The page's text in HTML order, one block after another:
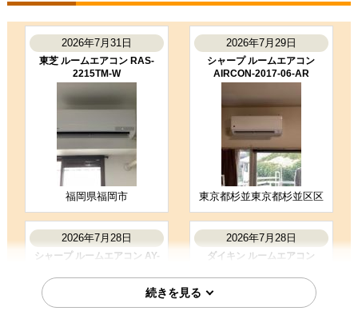
ても良かったです。ありがとうござ
いました。
（ご本人様より）
工事満足度 ★★★★★ 受注満足度 ★★★☆☆
商品選定がしやすかった
工事に安心感を感じた
2026年7月31日
東芝 ルームエアコン RAS-
2215TM-W
福岡県福岡市
2026年7月29日
シャープ ルームエアコン
AIRCON-2017-06-AR
東京都杉並東京都杉並区区
2026年7月28日
シャープ ルームエアコン AY-
2026年7月28日
ダイキン ルームエアコン